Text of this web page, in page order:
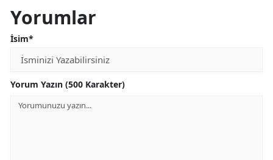
Yorumlar
İsim*
Yorum Yazın (500 Karakter)